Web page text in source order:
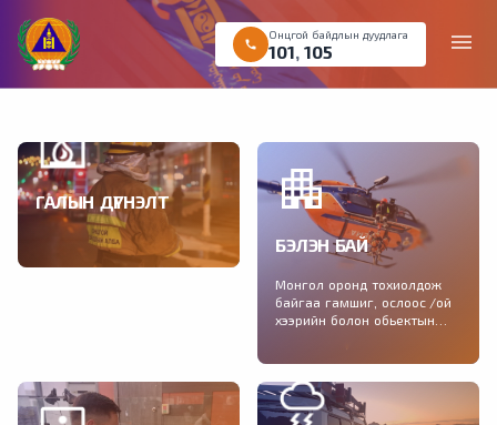
menu
call
Онцгой байдлын дуудлага
101 ,105
ГАЛЫН ДҮГНЭЛТ
Галын аюулгүй байдлын
дүгнэлт авах хүсэлтийг
БЭЛЭН БАЙ
Монгол оронд тохиолдож
байгаа гамшиг, ослоос /ой
хээрийн болон обьектын
зөвлөмжийг хүргэж байна.